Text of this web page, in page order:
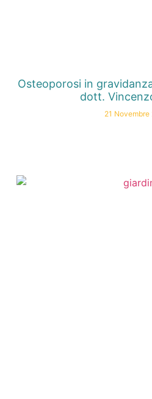
Osteoporosi in
dott.
21 Novembre